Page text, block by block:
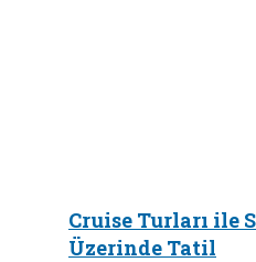
Cruise Turları ile
Üzerinde Tatil